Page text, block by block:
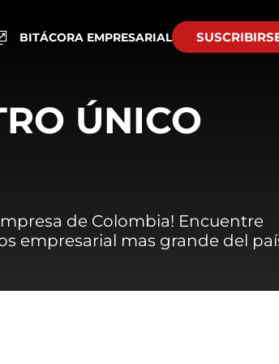
BITÁCORA EMPRESARIAL
ÚNICO
de Colombia! Encuentre
empresarial mas grande del